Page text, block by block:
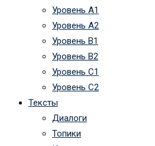
Уровень А1
Уровень А2
Уровень B1
Уровень B2
Уровень C1
Уровень C2
Тексты
Диалоги
Топики